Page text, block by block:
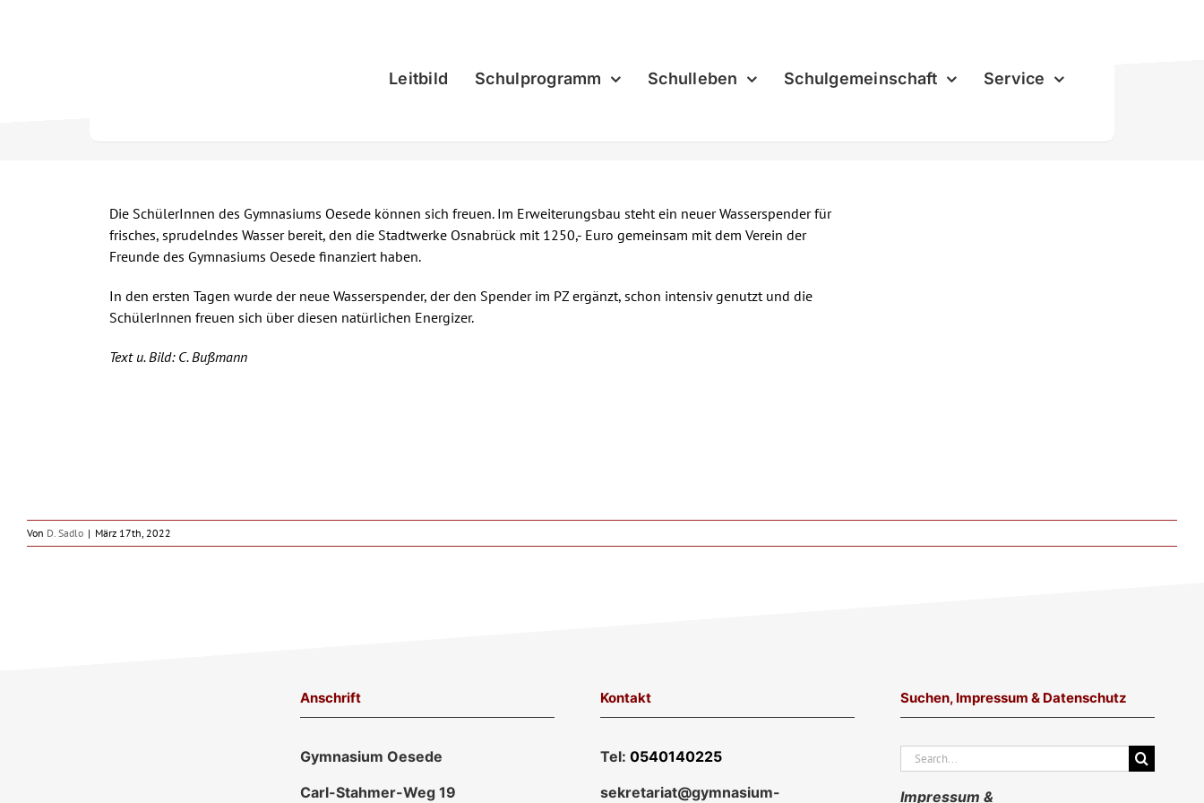
Leitbild Schulprogramm Schulleben Schulgemeinschaft Service
Die SchülerInnen des Gymnasiums Oesede können sich freuen. Im Erweiterungsbau steht ein neuer Wasserspender für
frisches, sprudelndes Wasser bereit, den die Stadtwerke Osnabrück mit 1250,- Euro gemeinsam mit dem Verein der
Freunde des Gymnasiums Oesede finanziert haben.
In den ersten Tagen wurde der neue Wasserspender, der den Spender im PZ ergänzt, schon intensiv genutzt und die
SchülerInnen freuen sich über diesen natürlichen Energizer.
Text u. Bild: C. Bußmann
Von D. Sadlo | März 17th, 2022
Anschrift
Gymnasium Oesede
Carl-Stahmer-Weg 19
Kontakt
Tel:0540140225
sekretariat@gymnasium-
Suchen, Impressum & Datenschutz
Suche
nach:
Impressum &